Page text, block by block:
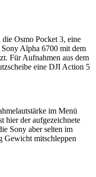
Osmo Pocket 3, eine
Alpha 6700 mit dem
Für Aufnahmen aus dem
eine DJI Action 5
im Menü
hier der aufgezeichnete
Sony aber selten im
Gewicht mitschleppen